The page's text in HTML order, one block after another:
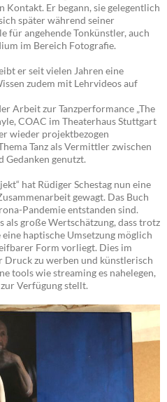
Kontakt. Er begann, sie gelegentlich
später während seiner
für angehende Tonkünstler, auch
im Bereich Fotografie.
er seit vielen Jahren eine
zudem mit Lehrvideos auf
Arbeit zur Tanzperformance „The
COAC im Theaterhaus Stuttgart
wieder projektbezogen
Tanz als Vermittler zwischen
Gedanken genutzt.
hat Rüdiger Schestag nun eine
gewagt. Das Buch
Pandemie entstanden sind.
als große Wertschätzung, dass trotz
haptische Umsetzung möglich
Form vorliegt. Dies im
Druck zu werben und künstlerisch
tools wie streaming es nahelegen,
Verfügung stellt.